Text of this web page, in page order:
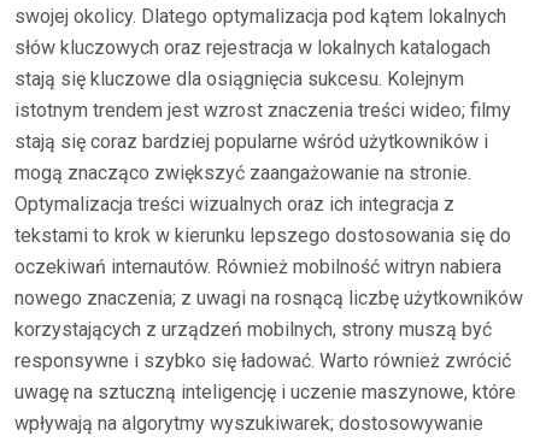
swojej okolicy. Dlatego optymalizacja pod kątem lokalnych
słów kluczowych oraz rejestracja w lokalnych katalogach
stają się kluczowe dla osiągnięcia sukcesu. Kolejnym
istotnym trendem jest wzrost znaczenia treści wideo; filmy
stają się coraz bardziej popularne wśród użytkowników i
mogą znacząco zwiększyć zaangażowanie na stronie.
Optymalizacja treści wizualnych oraz ich integracja z
tekstami to krok w kierunku lepszego dostosowania się do
oczekiwań internautów. Również mobilność witryn nabiera
nowego znaczenia; z uwagi na rosnącą liczbę użytkowników
korzystających z urządzeń mobilnych, strony muszą być
responsywne i szybko się ładować. Warto również zwrócić
uwagę na sztuczną inteligencję i uczenie maszynowe, które
wpływają na algorytmy wyszukiwarek; dostosowywanie